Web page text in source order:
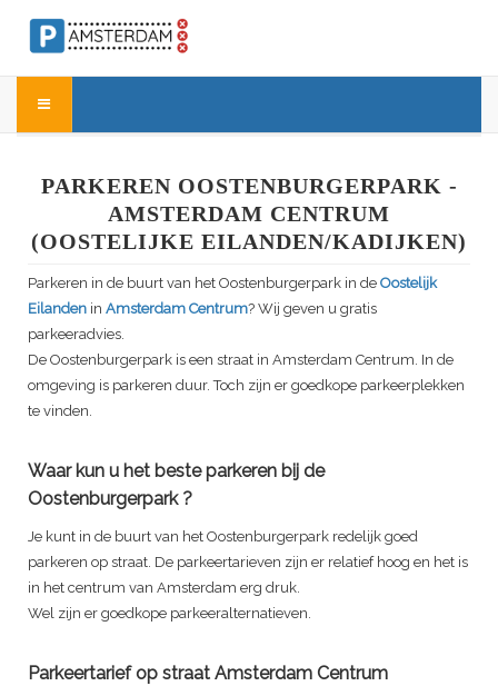
PARKEREN OOSTENBURGERPARK -
AMSTERDAM CENTRUM
(OOSTELIJKE EILANDEN/KADIJKEN)
Parkeren in de buurt van het Oostenburgerpark in de Oostelijk
Eilanden in Amsterdam Centrum? Wij geven u gratis
parkeeradvies.
De Oostenburgerpark is een straat in Amsterdam Centrum. In de
omgeving is parkeren duur. Toch zijn er goedkope parkeerplekken
te vinden.
Waar kun u het beste parkeren bij de
Oostenburgerpark?
Je kunt in de buurt van het Oostenburgerpark redelijk goed
parkeren op straat. De parkeertarieven zijn er relatief hoog en het is
in het centrum van Amsterdam erg druk.
Wel zijn er goedkope parkeeralternatieven.
Parkeertarief op straat Amsterdam Centrum